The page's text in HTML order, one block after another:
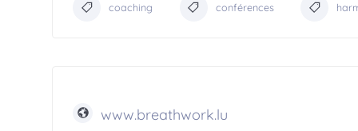
coaching conférences
www.breathwork.lu